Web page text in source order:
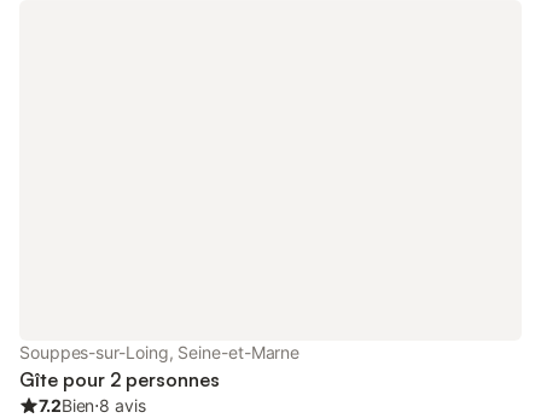
Souppes-sur-Loing, Seine-et-Marne
Gîte pour 2 personnes
7.2Bien⋅8 avis